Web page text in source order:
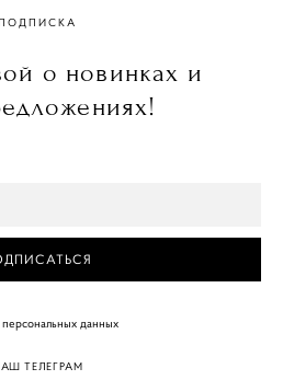
о новинках и
данных
ТЕЛЕГРАМ